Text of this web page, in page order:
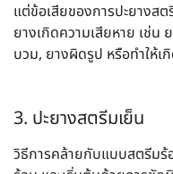
แต่ข้อเสียของการปะยางส
ยางเกิดความเสียหาย เช่น
บวม, ยางผิดรูป หรือทำให้
3. ปะยางสตรีมเย็น
วิธีการคล้ายกับแบบสตรีมร้